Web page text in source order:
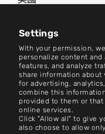
Settings
With your permission,
personalize content
features, and analyze
share information
for advertising,
combine this
provided to them or
online services.
Click "Allow all" to give
also choose to allow
更多地點
新聞中心
聯絡人
Cookie 設定